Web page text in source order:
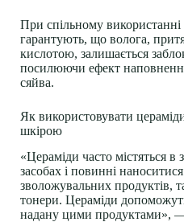
При спільному
гарантують, що волога,
кислотою, залишається
посилюючи ефект
сяйва.
Як використовувати
шкірою
«Цераміди часто містяться
засобах і повинні
зволожувальних продуктів,
тонери. Цераміди
надану цими продуктами»,